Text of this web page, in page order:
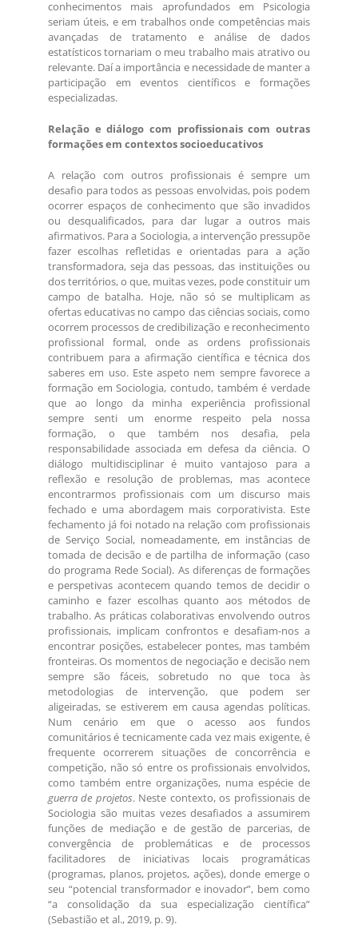
conhecimentos mais aprofundados em Psicologia
seriam úteis, e em trabalhos onde competências mais
avançadas de tratamento e análise de dados
estatísticos tornariam o meu trabalho mais atrativo ou
relevante. Daí a importância e necessidade de manter a
participação em eventos científicos e formações
especializadas.
Relação e diálogo com profissionais com outras
formações em contextos socioeducativos
A relação com outros profissionais é sempre um
desafio para todos as pessoas envolvidas, pois podem
ocorrer espaços de conhecimento que são invadidos
ou desqualificados, para dar lugar a outros mais
afirmativos. Para a Sociologia, a intervenção pressupõe
fazer escolhas refletidas e orientadas para a ação
transformadora, seja das pessoas, das instituições ou
dos territórios, o que, muitas vezes, pode constituir um
campo de batalha. Hoje, não só se multiplicam as
ofertas educativas no campo das ciências sociais, como
ocorrem processos de credibilização e reconhecimento
profissional formal, onde as ordens profissionais
contribuem para a afirmação científica e técnica dos
saberes em uso. Este aspeto nem sempre favorece a
formação em Sociologia, contudo, também é verdade
que ao longo da minha experiência profissional
sempre senti um enorme respeito pela nossa
formação, o que também nos desafia, pela
responsabilidade associada em defesa da ciência. O
diálogo multidisciplinar é muito vantajoso para a
reflexão e resolução de problemas, mas acontece
encontrarmos profissionais com um discurso mais
fechado e uma abordagem mais corporativista. Este
fechamento já foi notado na relação com profissionais
de Serviço Social, nomeadamente, em instâncias de
tomada de decisão e de partilha de informação (caso
do programa Rede Social). As diferenças de formações
e perspetivas acontecem quando temos de decidir o
caminho e fazer escolhas quanto aos métodos de
trabalho. As práticas colaborativas envolvendo outros
profissionais, implicam confrontos e desafiam-nos a
encontrar posições, estabelecer pontes, mas também
fronteiras. Os momentos de negociação e decisão nem
sempre são fáceis, sobretudo no que toca às
metodologias de intervenção, que podem ser
aligeiradas, se estiverem em causa agendas políticas.
Num cenário em que o acesso aos fundos
comunitários é tecnicamente cada vez mais exigente, é
frequente ocorrerem situações de concorrência e
competição, não só entre os profissionais envolvidos,
como também entre organizações, numa espécie de
guerra de projetos. Neste contexto, os profissionais de
Sociologia são muitas vezes desafiados a assumirem
funções de mediação e de gestão de parcerias, de
convergência de problemáticas e de processos
facilitadores de iniciativas locais programáticas
(programas, planos, projetos, ações), donde emerge o
seu “potencial transformador e inovador”, bem como
“a consolidação da sua especialização científica”
(Sebastião et al., 2019, p. 9).